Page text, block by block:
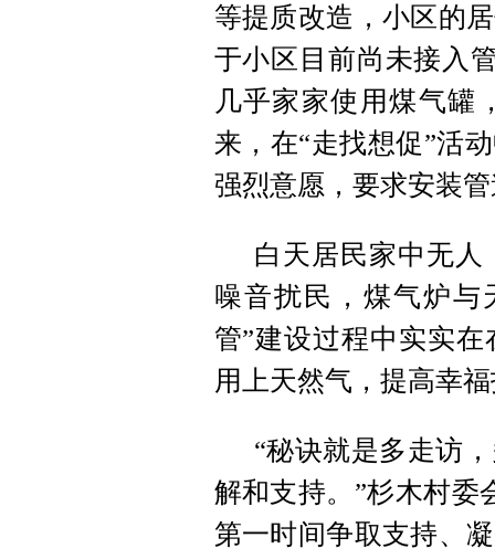
等提质改造，小区的
于小区目前尚未接入
几乎家家使用煤气罐
来，在“走找想促”活
强烈意愿，要求安装
白天居民家中无
噪音扰民，煤气炉与
管”建设过程中实实
用上天然气，提高幸
“秘诀就是多走访
解和支持。”杉木村委
第一时间争取支持、